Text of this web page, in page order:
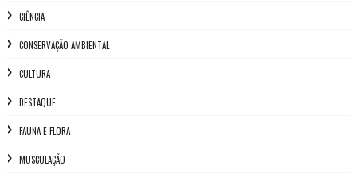
CIÊNCIA
CONSERVAÇÃO AMBIENTAL
CULTURA
DESTAQUE
FAUNA E FLORA
MUSCULAÇÃO